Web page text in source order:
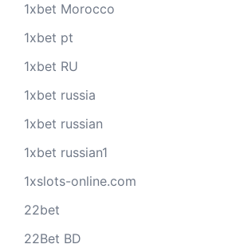
1xbet Morocco
1xbet pt
1xbet RU
1xbet russia
1xbet russian
1xbet russian1
1xslots-online.com
22bet
22Bet BD